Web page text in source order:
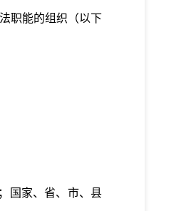
职能的组织 （以下
国家、省、市、县